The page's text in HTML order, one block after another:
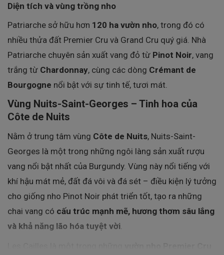
Diện tích và vùng trồng nho
Patriarche sở hữu hơn 120 ha vườn nho, trong đó có
nhiều thửa đất Premier Cru và Grand Cru quý giá. Nhà
Patriarche chuyên sản xuất vang đỏ từ Pinot Noir, vang
trắng từ Chardonnay, cùng các dòng Crémant de
Bourgogne nổi bật với sự tinh tế, tươi mát.
Vùng Nuits-Saint-Georges – Tinh hoa của
Côte de Nuits
Nằm ở trung tâm vùng Côte de Nuits, Nuits-Saint-
Georges là một trong những ngôi làng sản xuất rượu
vang nổi bật nhất của Burgundy. Vùng này nổi tiếng với
khí hậu mát mẻ, đất đá vôi và đá sét – điều kiện lý tưởng
cho giống nho Pinot Noir phát triển tốt, tạo ra những
chai vang có cấu trúc mạnh mẽ, hương thơm sâu lắng
và khả năng lão hóa tuyệt vời